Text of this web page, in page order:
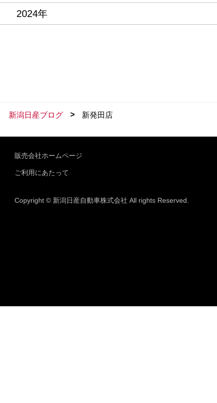
2024年
新潟日産ブログ > 新発田店
販売会社ホームページ
ご利用にあたって
Copyright © 新潟日産自動車株式会社 All rights Reserved.